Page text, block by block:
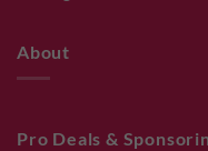
About
Pro Deals &